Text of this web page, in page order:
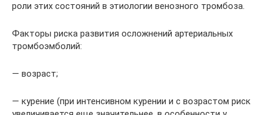
роли этих состояний в этиологии венозного тромбоза.
Факторы риска развития осложнений артериальных
тромбоэмболий:
— возраст;
— курение (при интенсивном курении и с возрастом риск